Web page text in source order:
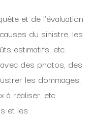
et de l’évaluation
du sinistre, les
estimatifs, etc.
des photos, des
les dommages,
à réaliser, etc.
et les